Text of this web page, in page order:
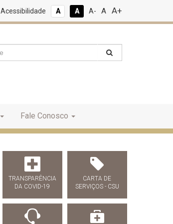
Acessibilidade A A A- A A+
Fale Conosco
TRANSPARÊNCIA
DA COVID-19
CARTA DE
SERVIÇOS - CSU